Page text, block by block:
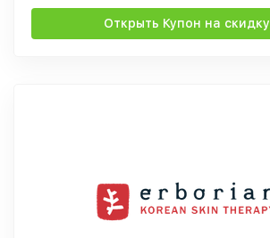
Открыть Купон на скидку